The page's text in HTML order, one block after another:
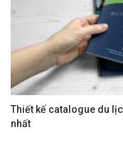
Thiết kế catalogue du
nhất